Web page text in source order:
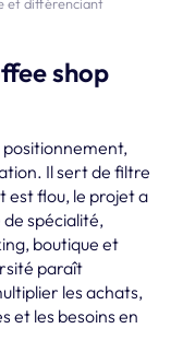
shop
positionnement,
Il sert de filtre
est flou, le projet a
spécialité,
boutique et
paraît
les achats,
et les besoins en